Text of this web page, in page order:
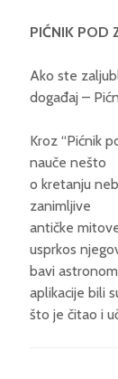
PIĆNIK POD
Ako ste
događaj –
Kroz “Pićnik
nauče nešto
o kretanju
zanimljive
antičke
usprkos
bavi
aplikacije bili
što je čitao i